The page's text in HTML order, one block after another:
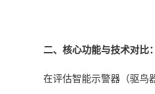
二、核心功能与技术对比
在评估智能示警器（驱鸟